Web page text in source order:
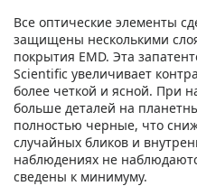
Все оптические элементы
защищены несколькими
покрытия EMD. Эта
Scientific увеличивает
более четкой и ясной. При
больше деталей на
полностью черные, что
случайных бликов и
наблюдениях не
сведены к минимуму.